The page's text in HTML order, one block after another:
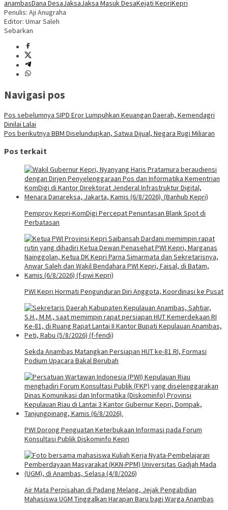
anambasDana DesaJaksaJaksa Masuk DesaKejati KepriKepri
Penulis: Aji Anugraha
Editor: Umar Saleh
Sebarkan
Navigasi pos
Pos sebelumnya SIPD Eror Lumpuhkan Keuangan Daerah, Kemendagri
Dinilai Lalai
Pos berikutnya BBM Diselundupkan, Satwa Dijual, Negara Rugi Miliaran
Pos terkait
Pemprov Kepri-KomDigi Percepat Penuntasan Blank Spot di
Perbatasan
PWI Kepri Hormati Pengunduran Diri Anggota, Koordinasi ke Pusat
Sekda Anambas Matangkan Persiapan HUT ke-81 RI, Formasi
Podium Upacara Bakal Berubah
PWI Dorong Penguatan Keterbukaan Informasi pada Forum
Konsultasi Publik Diskominfo Kepri
Air Mata Perpisahan di Padang Melang, Jejak Pengabdian
Mahasiswa UGM Tinggalkan Harapan Baru bagi Warga Anambas